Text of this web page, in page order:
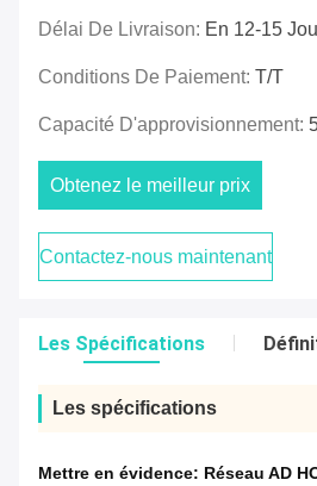
Délai De Livraison: En 12-15
Conditions De Paiement: T/T
Capacité D'approvisionnement:
Obtenez le meilleur prix
Contactez-nous maintenant
Les Spécifications
Les spécifications
Mettre en évidence: Réseau AD